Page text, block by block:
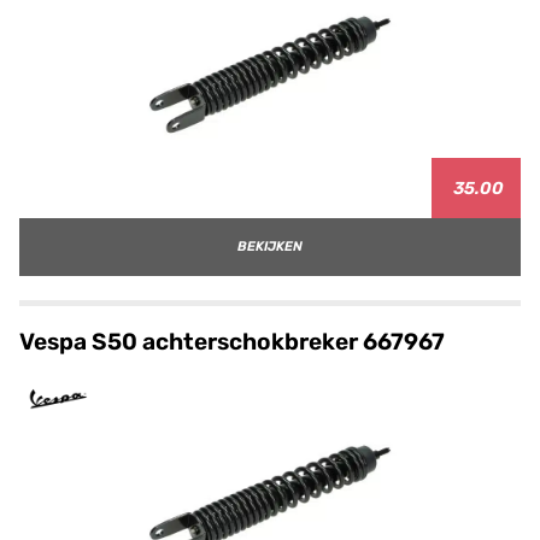
35.00
BEKIJKEN
Vespa S50 achterschokbreker 667967